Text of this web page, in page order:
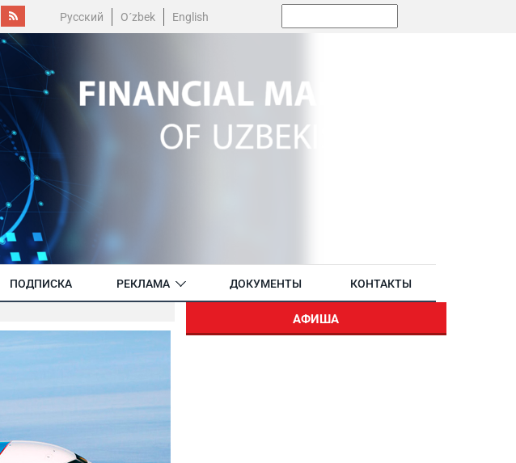
Русский O´zbek English
ПОДПИСКА РЕКЛАМА ДОКУМЕНТЫ КОНТАКТЫ
АФИША